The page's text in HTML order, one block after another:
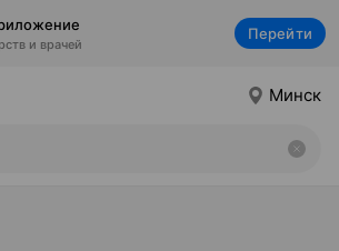
и врачей
Перейти
Минск